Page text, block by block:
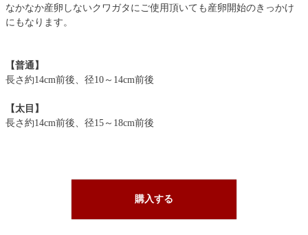
なかなか産卵しないクワガタにご使用頂いても産卵開始のきっかけ
にもなります。
【普通】
長さ約14cm前後、径10～14cm前後
【太目】
長さ約14cm前後、径15～18cm前後
購入する